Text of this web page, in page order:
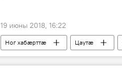
19 июны 2018, 16:22
Ног хабӕрттӕ Цаутӕ